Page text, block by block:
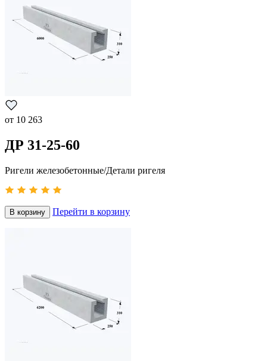
от 10 263
ДР 31-25-60
Ригели железобетонные/Детали ригеля
В корзину Перейти в корзину